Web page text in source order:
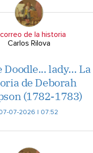
correo de la historia
Carlos Rilova
Doodle... lady… La
de Deborah
(1782-1783)
07-2026 | 07:52